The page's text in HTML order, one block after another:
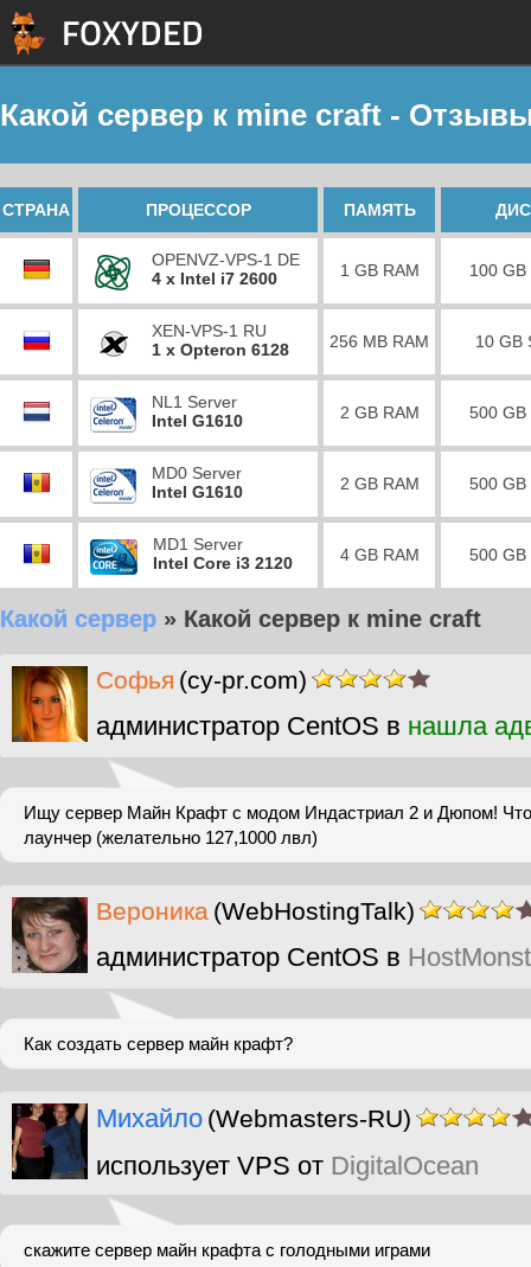
Какой сервер к mine craft -
СТРАНА ПРОЦЕССОР ПАМЯТЬ
OPENVZ-VPS-1 DE
4 x Intel i7 2600
1 GB RAM 100 GB
XEN-VPS-1 RU
1 x Opteron 6128
256 MB RAM 10 GB
NL1 Server
Intel G1610
2 GB RAM 500 GB
MD0 Server
Intel G1610
2 GB RAM 500 GB
MD1 Server
Intel Core i3 2120
4 GB RAM 500 GB
Какой сервер » Какой сервер к mine craft
Софья (cy-pr.com)
администратор CentOS в нашла
Ищу сервер Майн Крафт с модом Индастриал 2 и Дюпом!
лаунчер (желательно 127,1000 лвл)
Вероника (WebHostingTalk)
администратор CentOS в
Как создать сервер майн крафт?
Михайло (Webmasters-RU)
использует VPS от DigitalOcean
скажите сервер майн крафта с голодными играми